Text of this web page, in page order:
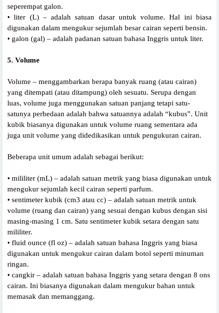
seperempat galon.
• liter (L) – adalah satuan dasar untuk volume. Hal ini biasa
digunakan dalam mengukur sejumlah besar cairan seperti bensin.
• galon (gal) – adalah padanan satuan bahasa Inggris untuk liter.
5. Volume
Volume – menggambarkan berapa banyak ruang (atau cairan)
yang ditempati (atau ditampung) oleh sesuatu. Serupa dengan
luas, volume juga menggunakan satuan panjang tetapi satu-
satunya perbedaan adalah bahwa satuannya adalah “kubus”. Unit
kubik biasanya digunakan untuk volume ruang sementara ada
juga unit volume yang didedikasikan untuk pengukuran cairan.
Beberapa unit umum adalah sebagai berikut:
• mililiter (mL) – adalah satuan metrik yang biasa digunakan untuk
mengukur sejumlah kecil cairan seperti parfum.
• sentimeter kubik (cm3 atau cc) – adalah satuan metrik untuk
volume (ruang dan cairan) yang sesuai dengan kubus dengan sisi
masing-masing 1 cm. Satu sentimeter kubik setara dengan satu
mililiter.
• fluid ounce (fl oz) – adalah satuan bahasa Inggris yang biasa
digunakan untuk mengukur cairan dalam botol seperti minuman
ringan.
• cangkir – adalah satuan bahasa Inggris yang setara dengan 8 ons
cairan. Ini biasanya digunakan dalam mengukur bahan untuk
memasak dan memanggang.